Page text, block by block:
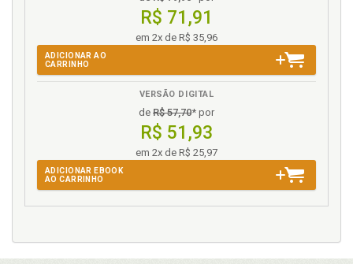
Sistemas de interação e movimentos de protesto, p.
Sistemas de organização, p. 109
Sistemas sociais. Acoplamentos estruturais e
codificações secundárias, p. 211
Sustentabilidade. Planejamento jurídico da
sustentabilidade, p. 193
Unidade da multiplicidade do direito ambiental, p.
123
R$ 71,91
em 2x de R$ 35,96
ADICIONAR AO
CARRINHO
VERSÃO DIGITAL
de R$ 57,70* por
R$ 51,93
em 2x de R$ 25,97
ADICIONAR EBOOK
AO CARRINHO